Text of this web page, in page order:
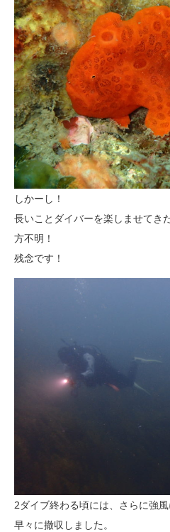
しかーし！
長いことダイバーを楽しませてき
方不明！
残念です！
2ダイブ終わる頃には、さらに強風
早々に撤収しました。